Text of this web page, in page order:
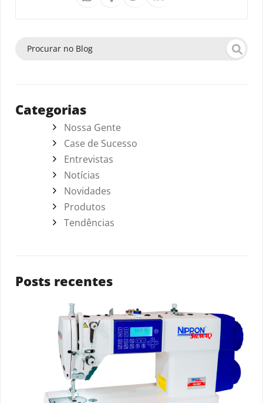
Categorias
Nossa Gente
Case de Sucesso
Entrevistas
Notícias
Novidades
Produtos
Tendências
Posts recentes